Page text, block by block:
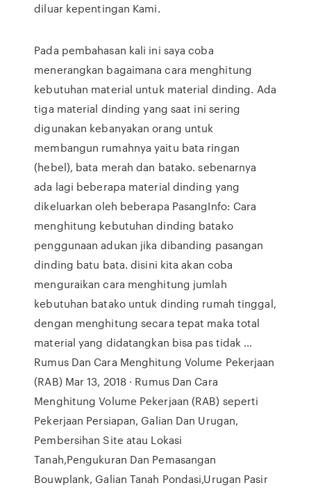
diluar kepentingan Kami.
Pada pembahasan kali ini saya coba
menerangkan bagaimana cara menghitung
kebutuhan material untuk material dinding. Ada
tiga material dinding yang saat ini sering
digunakan kebanyakan orang untuk
membangun rumahnya yaitu bata ringan
(hebel), bata merah dan batako. sebenarnya
ada lagi beberapa material dinding yang
dikeluarkan oleh beberapa PasangInfo: Cara
menghitung kebutuhan dinding batako
penggunaan adukan jika dibanding pasangan
dinding batu bata. disini kita akan coba
menguraikan cara menghitung jumlah
kebutuhan batako untuk dinding rumah tinggal,
dengan menghitung secara tepat maka total
material yang didatangkan bisa pas tidak …
Rumus Dan Cara Menghitung Volume Pekerjaan
(RAB) Mar 13, 2018 · Rumus Dan Cara
Menghitung Volume Pekerjaan (RAB) seperti
Pekerjaan Persiapan, Galian Dan Urugan,
Pembersihan Site atau Lokasi
Tanah,Pengukuran Dan Pemasangan
Bouwplank, Galian Tanah Pondasi,Urugan Pasir